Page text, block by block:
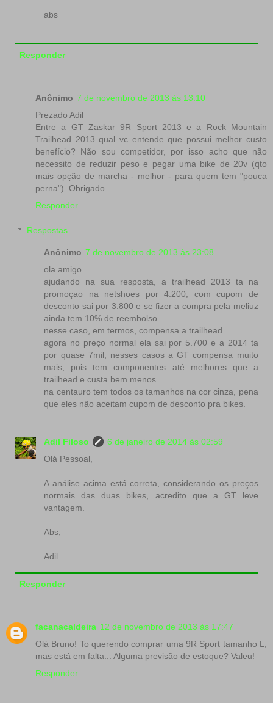
abs
Responder
Anônimo 7 de novembro de 2013 às 13:10
Prezado Adil
Entre a GT Zaskar 9R Sport 2013 e a Rock Mountain
Trailhead 2013 qual vc entende que possui melhor custo
benefício? Não sou competidor, por isso acho que não
necessito de reduzir peso e pegar uma bike de 20v (qto
mais opção de marcha - melhor - para quem tem "pouca
perna"). Obrigado
Responder
Respostas
Anônimo 7 de novembro de 2013 às 23:08
ola amigo
ajudando na sua resposta, a trailhead 2013 ta na
promoçao na netshoes por 4.200, com cupom de
desconto sai por 3.800 e se fizer a compra pela meliuz
ainda tem 10% de reembolso.
nesse caso, em termos, compensa a trailhead.
agora no preço normal ela sai por 5.700 e a 2014 ta
por quase 7mil, nesses casos a GT compensa muito
mais, pois tem componentes até melhores que a
trailhead e custa bem menos.
na centauro tem todos os tamanhos na cor cinza, pena
que eles não aceitam cupom de desconto pra bikes.
Adil Filoso
6 de janeiro de 2014 às 02:59
Olá Pessoal,
A análise acima está correta, considerando os preços
normais das duas bikes, acredito que a GT leve
vantagem.
Abs,
Adil
Responder
facanacaldeira 12 de novembro de 2013 às 17:47
Olá Bruno! To querendo comprar uma 9R Sport tamanho L,
mas está em falta... Alguma previsão de estoque? Valeu!
Responder